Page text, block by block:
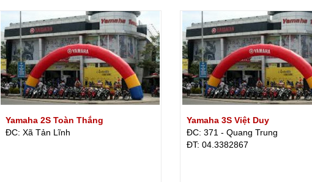
Yamaha 2S Toàn Thắng
ĐC: Xã Tản Lĩnh
Yamaha 3S Việt Duy
ĐC: 371 - Quang Trung
ÐT: 04.3382867